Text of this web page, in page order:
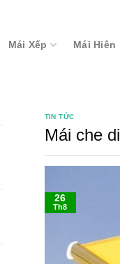
Mái Xếp Mái Hiên
TIN TỨC
Mái che
26
Th8